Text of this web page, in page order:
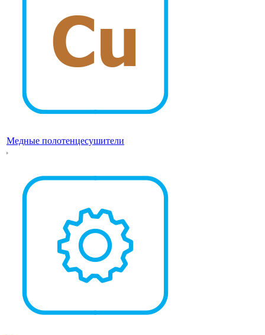
Медные полотенцесушители